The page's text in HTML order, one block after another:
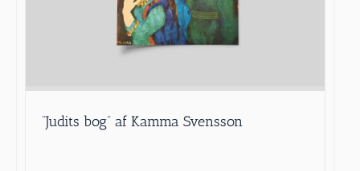
”Judits bog” af Kamma Svensson